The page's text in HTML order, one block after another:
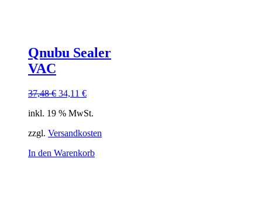
Qnubu Sealer
VAC
37,48€ Ursprünglicher
war:
34,11 €Aktueller
ist:
inkl. 19 % MwSt.
zzgl. Versandkosten
In den Warenkorb